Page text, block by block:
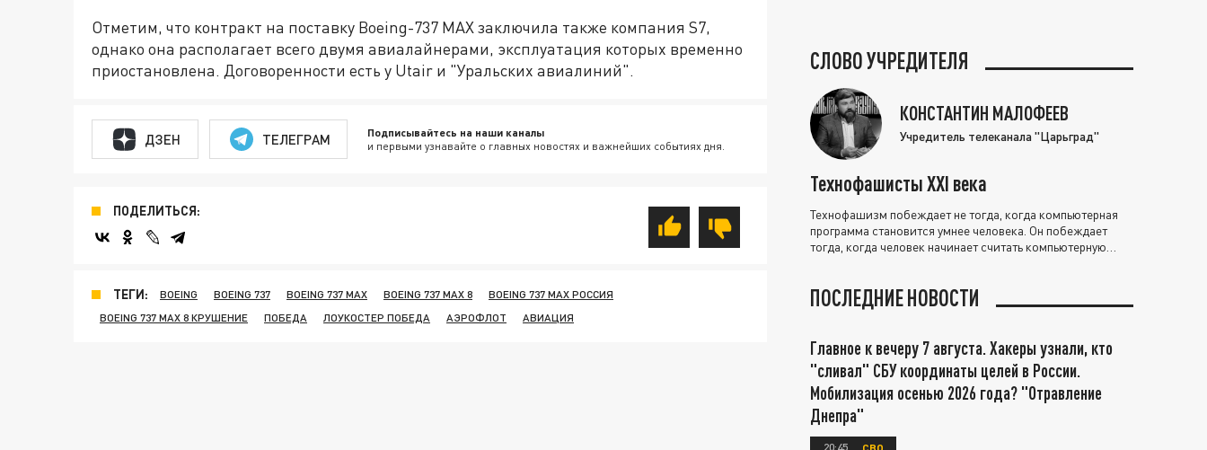
Отметим, что контракт на поставку Boeing-737 MAX заключила также компания S7,
однако она располагает всего двумя авиалайнерами, эксплуатация которых временно
приостановлена. Договоренности есть у Utair и "Уральских авиалиний".
ДЗЕН ТЕЛЕГРАМ Подписывайтесь на наши каналы
и первыми узнавайте о главных новостях и важнейших событиях дня.
ПОДЕЛИТЬСЯ:
ТЕГИ: BOEING BOEING 737 BOEING 737 MAX BOEING 737 MAX 8
BOEING 737 MAX РОССИЯ
BOEING 737 MAX 8 КРУШЕНИЕ
ПОБЕДА ЛОУКОСТЕР ПОБЕДА АЭРОФЛОТ АВИАЦИЯ
СЛОВО УЧРЕДИТЕЛЯ
КОНСТАНТИН МАЛОФЕЕВ
Учредитель телеканала "Царьград"
Технофашисты XXI века
Технофашизм побеждает не тогда, когда компьютерная
программа становится умнее человека. Он побеждает
тогда, когда человек начинает считать компьютерную
ПОСЛЕДНИЕ НОВОСТИ
Главное к вечеру 7 августа. Хакеры узнали, кто
"сливал" СБУ координаты целей в России.
Мобилизация осенью 2026 года? "Отравление
Днепра"
20:45 СВО